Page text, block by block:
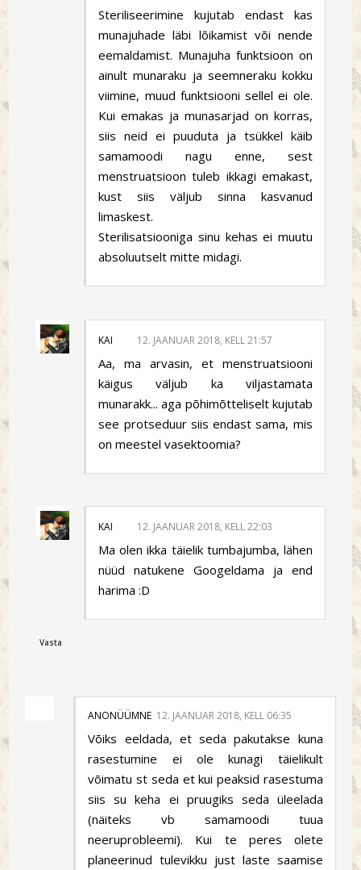
Steriliseerimine kujutab endast kas
munajuhade läbi lõikamist või nende
eemaldamist. Munajuha funktsioon on
ainult munaraku ja seemneraku kokku
viimine, muud funktsiooni sellel ei ole.
Kui emakas ja munasarjad on korras,
siis neid ei puuduta ja tsükkel käib
samamoodi nagu enne, sest
menstruatsioon tuleb ikkagi emakast,
kust siis väljub sinna kasvanud
limaskest.
Sterilisatsiooniga sinu kehas ei muutu
absoluutselt mitte midagi.
KAI 12. JAANUAR 2018, KELL 21:57
Aa, ma arvasin, et menstruatsiooni
käigus väljub ka viljastamata
munarakk... aga põhimõtteliselt kujutab
see protseduur siis endast sama, mis
on meestel vasektoomia?
KAI 12. JAANUAR 2018, KELL 22:03
Ma olen ikka täielik tumbajumba, lähen
nüüd natukene Googeldama ja end
harima :D
Vasta
ANONÜÜMNE 12. JAANUAR 2018, KELL 06:35
Võiks eeldada, et seda pakutakse kuna
rasestumine ei ole kunagi täielikult
võimatu st seda et kui peaksid rasestuma
siis su keha ei pruugiks seda üleelada
(näiteks vb samamoodi tuua
neeruprobleemi). Kui te peres olete
planeerinud tulevikku just laste saamise